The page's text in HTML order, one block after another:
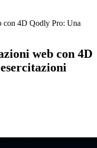
con 4D Qodly Pro: Una
web con 4D